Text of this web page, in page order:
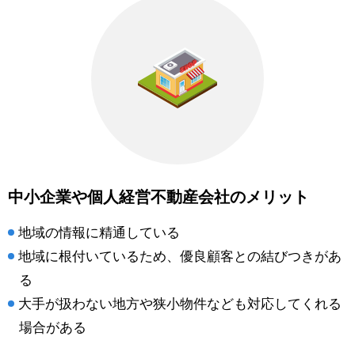
中小企業や個人経営不動産会社のメリット
地域の情報に精通している
地域に根付いているため、優良顧客との結びつきがあ
る
大手が扱わない地方や狭小物件なども対応してくれる
場合がある